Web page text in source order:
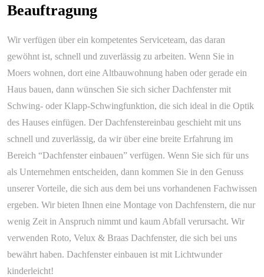
Beauftragung
Wir verfügen über ein kompetentes Serviceteam, das daran
gewöhnt ist, schnell und zuverlässig zu arbeiten. Wenn Sie in
Moers wohnen, dort eine Altbauwohnung haben oder gerade ein
Haus bauen, dann wünschen Sie sich sicher Dachfenster mit
Schwing- oder Klapp-Schwingfunktion, die sich ideal in die Optik
des Hauses einfügen. Der Dachfenstereinbau geschieht mit uns
schnell und zuverlässig, da wir über eine breite Erfahrung im
Bereich “Dachfenster einbauen” verfügen. Wenn Sie sich für uns
als Unternehmen entscheiden, dann kommen Sie in den Genuss
unserer Vorteile, die sich aus dem bei uns vorhandenen Fachwissen
ergeben. Wir bieten Ihnen eine Montage von Dachfenstern, die nur
wenig Zeit in Anspruch nimmt und kaum Abfall verursacht. Wir
verwenden Roto, Velux & Braas Dachfenster, die sich bei uns
bewährt haben. Dachfenster einbauen ist mit Lichtwunder
kinderleicht!